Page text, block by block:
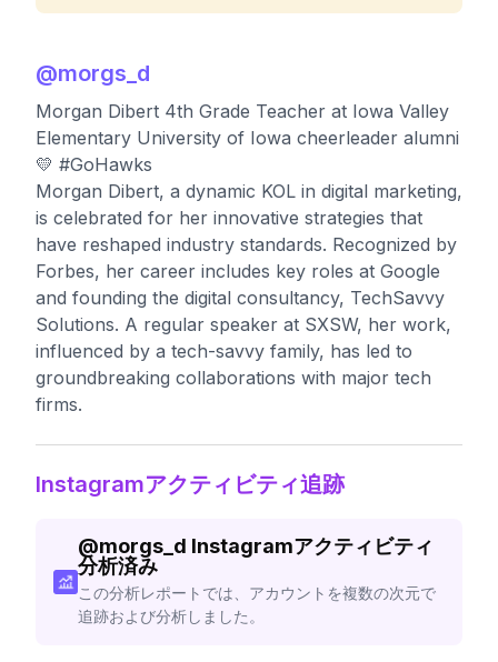
@morgs_d
Morgan Dibert 4th Grade Teacher at Iowa Valley
Elementary University of Iowa cheerleader alumni
💛 #GoHawks
Morgan Dibert, a dynamic KOL in digital marketing,
is celebrated for her innovative strategies that
have reshaped industry standards. Recognized by
Forbes, her career includes key roles at Google
and founding the digital consultancy, TechSavvy
Solutions. A regular speaker at SXSW, her work,
influenced by a tech-savvy family, has led to
groundbreaking collaborations with major tech
firms.
Instagramアクティビティ追跡
@morgs_d Instagramアクティビティ
分析済み
この分析レポートでは、アカウントを複数の次元で
追跡および分析しました。